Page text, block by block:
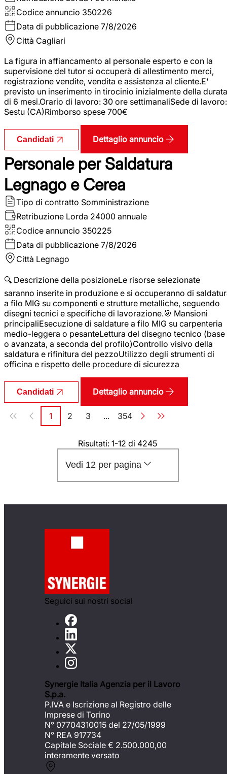
Codice annuncio 350226
Data di pubblicazione 7/8/2026
Città Cagliari
La figura in affiancamento al personale esperto e con la
supervisione del tutor si occuperà di allestimento merci,
registrazione vendite, vendita e assistenza al cliente.E'
previsto un inserimento in tirocinio inizialmente della durata
di 6 mesi.Orario di lavoro: 30 ore settimanaliSede di lavoro:
Sestu (CA)Rimborso spese 700€
Candidati Dettaglio annuncio
Personale per Saldatura
Legnago e Cerea
Tipo di contratto Somministrazione
Retribuzione Lorda 24000 annuale
Codice annuncio 350225
Data di pubblicazione 7/8/2026
Città Legnago
🔍 Descrizione della posizioneLe risorse selezionate
saranno inserite in produzione e si occuperanno di
a filo MIG su componenti e strutture metalliche, seguendo
disegni tecnici e specifiche di lavorazione.🎯 Mansioni
principaliEsecuzione di saldature a filo MIG su carpenteria
medio-leggera o pesanteLettura del disegno tecnico (base
o avanzata, a seconda del profilo)Controllo visivo della
saldatura e rifinitura del pezzoUtilizzo degli strumenti di
officina e rispetto delle procedure di sicurezza
Candidati Dettaglio annuncio
Paginazione
Pagina
1 Pagina
2 Pagina
3 ... Pagina
354
Risultati: 1-12 di 4245
Vedi 12 per pagina
Seguici sui nostri social
Synergie Italia Agenzia per il Lavoro
S.p.a.
P.IVA e Iscrizione al Registro delle
Imprese di Torino
N° 07704310015 del 27/05/1999
N° REA 917734
Capitale Sociale € 2.500.000,00
interamente versato